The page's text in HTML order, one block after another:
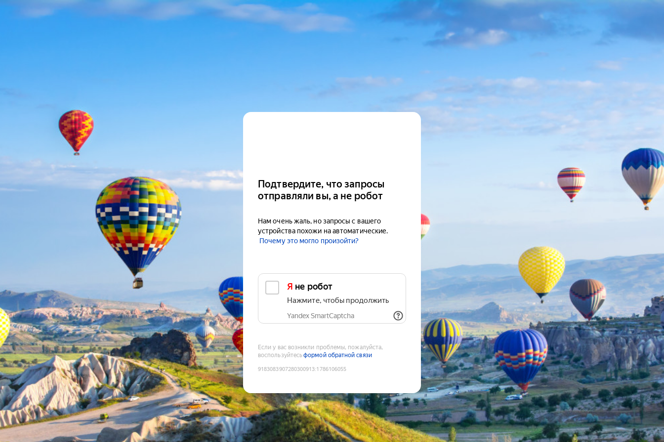
Подтвердите, что запросы
отправляли вы, а не робот
Нам очень жаль, но запросы с вашего
устройства похожи на автоматические.
Почему это могло произойти?
Я не робот
Нажмите, чтобы продолжить
Yandex SmartCaptcha
Если у вас возникли проблемы, пожалуйста,
воспользуйтесьформой обратной связи
9183083907280300913:1786106055